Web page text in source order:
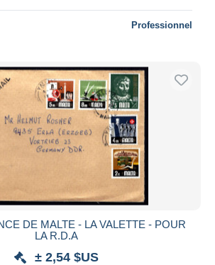
Professionnel
DE MALTE - LA VALETTE - POUR
LA R.D.A
± 2,54 $US